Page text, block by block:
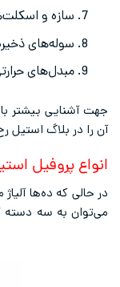
سازه و
سوله‌های
مبدل‌های
جهت آشنایی بیشتر با
آن را در بلاگ استیل
انواع پروفیل
در حالی که ده‌ها
می‌توان به سه دسته